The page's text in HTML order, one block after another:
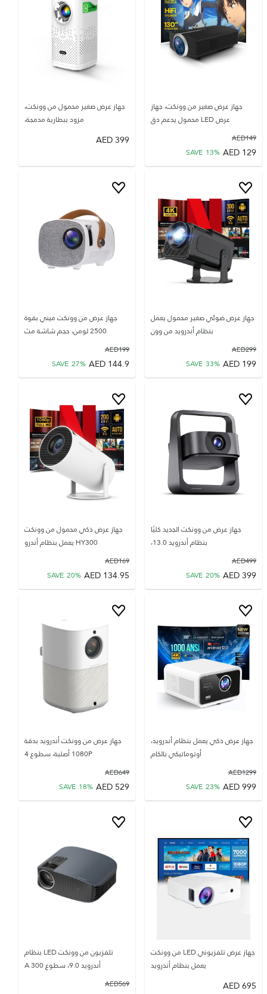
جهاز عرض صغير من وونكت، جهاز
عرض LED محمول يدعم دق
149
AED
129
AED
SAVE 13%
جهاز عرض صغير محمول من وونكت،
مزود ببطارية مدمجة،
399
AED
جهاز عرض ضوئي صغير محمول يعمل
بنظام أندرويد من وون
299
AED
199
AED
SAVE 33%
جهاز عرض من وونكت ميني بقوة
2500 لومن، حجم شاشة مث
199
AED
144.9
AED
SAVE 27%
جهاز عرض من وونكت الجديد كليًا
بنظام أندرويد 13.0،
499
AED
399
AED
SAVE 20%
جهاز عرض ذكي محمول من وونكت
HY300 يعمل بنظام أندرو
169
AED
134.95
AED
SAVE 20%
جهاز عرض ذكي يعمل بنظام أندرويد،
أوتوماتيكي بالكام
1299
AED
999
AED
SAVE 23%
جهاز عرض من وونكت أندرويد بدقة
1080P أصلية، سطوع 4
649
AED
529
AED
SAVE 18%
جهاز عرض تلفزيوني LED من وونكت
يعمل بنظام أندرويد
695
AED
تلفزيون من وونكت LED بنظام
أندرويد 9.0، سطوع 300 A
569
AED